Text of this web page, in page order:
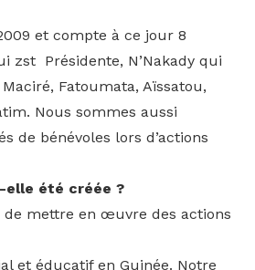
et compte à ce jour 8
zst Présidente, N’Nakady qui
Fatoumata, Aïssatou,
Nous sommes aussi
de bénévoles lors d’actions
été créée ?
de mettre en œuvre des actions
et éducatif en Guinée. Notre